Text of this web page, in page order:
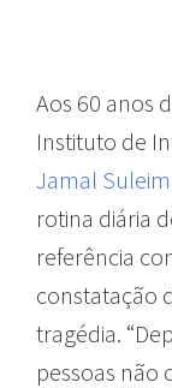
Aos 60 anos
Instituto de
Jamal
rotina diária
referência
constatação
tragédia.
pessoas não